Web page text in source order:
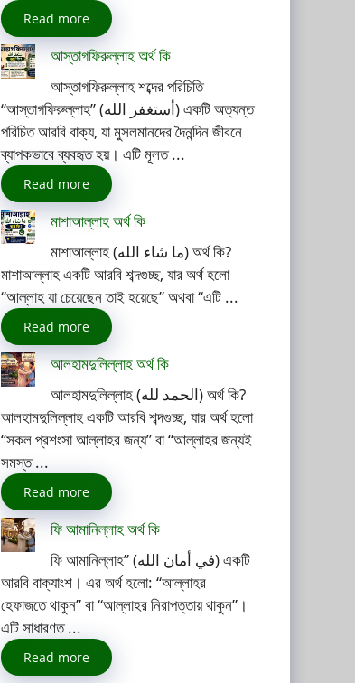
Read more
আস্তাগফিরুল্লাহ অর্থ কি
আস্তাগফিরুল্লাহ শব্দের পরিচিতি
“আস্তাগফিরুল্লাহ” (أستغفر الله) একটি অত্যন্ত
পরিচিত আরবি বাক্য, যা মুসলমানদের দৈনন্দিন জীবনে
ব্যাপকভাবে ব্যবহৃত হয়। এটি মূলত ...
Read more
মাশাআল্লাহ অর্থ কি
মাশাআল্লাহ (ما شاء الله) অর্থ কি?
মাশাআল্লাহ একটি আরবি শব্দগুচ্ছ, যার অর্থ হলো
“আল্লাহ যা চেয়েছেন তাই হয়েছে” অথবা “এটি ...
Read more
আলহামদুলিল্লাহ অর্থ কি
আলহামদুলিল্লাহ (الحمد لله) অর্থ কি?
আলহামদুলিল্লাহ একটি আরবি শব্দগুচ্ছ, যার অর্থ হলো
“সকল প্রশংসা আল্লাহর জন্য” বা “আল্লাহর জন্যই
সমস্ত ...
Read more
ফি আমানিল্লাহ অর্থ কি
ফি আমানিল্লাহ” (في أمان الله) একটি
আরবি বাক্যাংশ। এর অর্থ হলো: “আল্লাহর
হেফাজতে থাকুন” বা “আল্লাহর নিরাপত্তায় থাকুন”।
এটি সাধারণত ...
Read more